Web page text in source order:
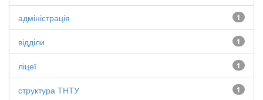
1
адміністрація
1
відділи
1
ліцеї
1
структура ТНТУ